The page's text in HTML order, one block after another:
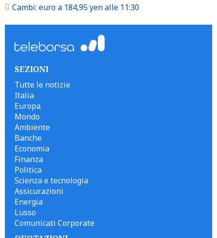
Cambi: euro a 184,95 yen alle 11:30
SEZIONI
Tutte le notizie
Italia
Europa
Mondo
Ambiente
Banche
Economia
Finanza
Politica
Scienza e tecnologia
Assicurazioni
Energia
Lusso
Comunicati Corporate